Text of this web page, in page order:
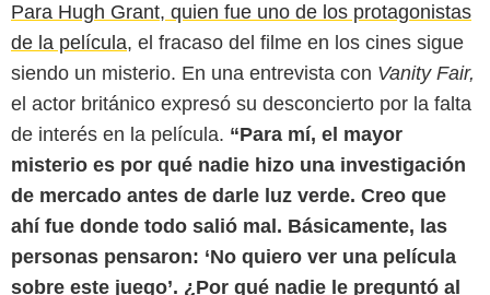
Para Hugh Grant, quien fue uno de los protagonistas
de la película, el fracaso del filme en los cines sigue
siendo un misterio. En una entrevista con Vanity Fair,
el actor británico expresó su desconcierto por la falta
de interés en la película. “Para mí, el mayor
misterio es por qué nadie hizo una investigación
de mercado antes de darle luz verde. Creo que
ahí fue donde todo salió mal. Básicamente, las
personas pensaron: ‘No quiero ver una película
sobre este juego’. ¿Por qué nadie le preguntó al
Los interrogantes